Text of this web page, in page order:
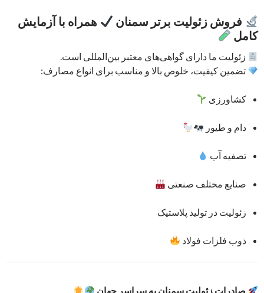
فروش زئولیت برتر سمنان
همراه با آزمایش
کامل
زئولیت ما دارای گواهی‌های معتبر بین‌المللی است.
تضمین کیفیت، خلوص بالا و مناسب برای انواع مصارف:
کشاورزی
دام و طیور
تصفیه آب
صنایع مختلف صنعتی
زئولیت در تولید پلاستیک
ذوب فلزات فولاد
صادرات زئولیت سمنان به سراسر جهان